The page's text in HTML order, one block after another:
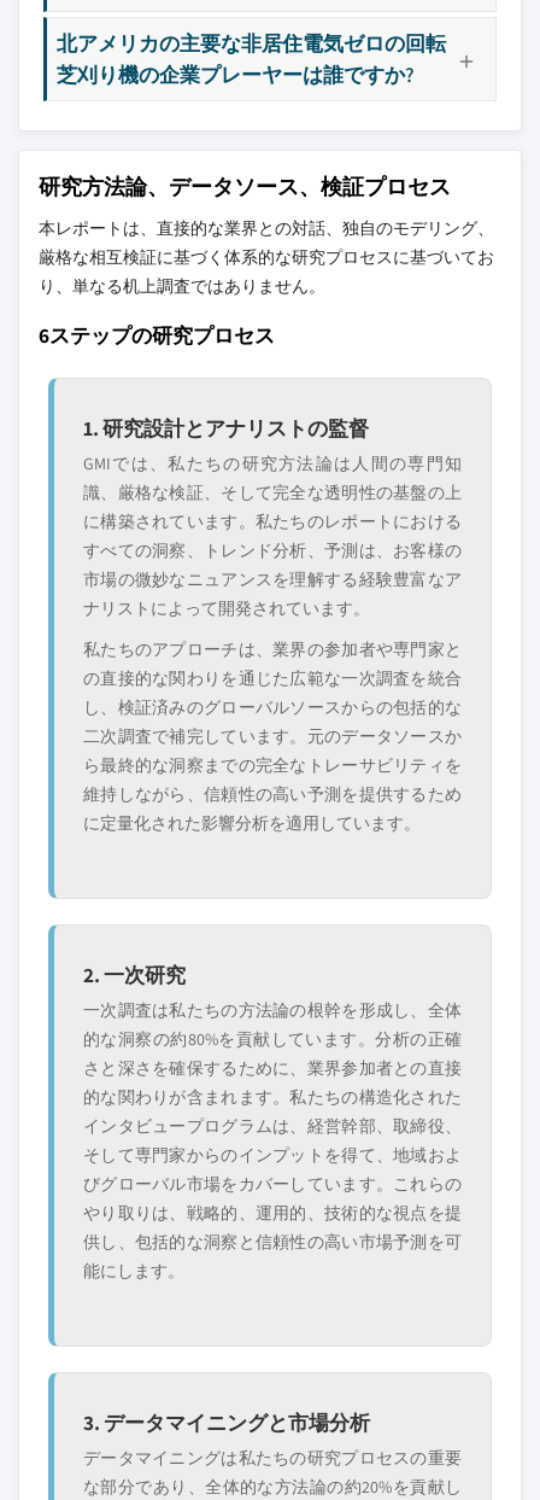
北アメリカの主要な非居住電気ゼロの回転
芝刈り機の企業プレーヤーは誰ですか?
研究方法論、データソース、検証プロセス
本レポートは、直接的な業界との対話、独自のモデリング、
厳格な相互検証に基づく体系的な研究プロセスに基づいてお
り、単なる机上調査ではありません。
6ステップの研究プロセス
1. 研究設計とアナリストの監督
GMIでは、私たちの研究方法論は人間の専門知
識、厳格な検証、そして完全な透明性の基盤の上
に構築されています。私たちのレポートにおける
すべての洞察、トレンド分析、予測は、お客様の
市場の微妙なニュアンスを理解する経験豊富なア
ナリストによって開発されています。
私たちのアプローチは、業界の参加者や専門家と
の直接的な関わりを通じた広範な一次調査を統合
し、検証済みのグローバルソースからの包括的な
二次調査で補完しています。元のデータソースか
ら最終的な洞察までの完全なトレーサビリティを
維持しながら、信頼性の高い予測を提供するため
に定量化された影響分析を適用しています。
2. 一次研究
一次調査は私たちの方法論の根幹を形成し、全体
的な洞察の約80%を貢献しています。分析の正確
さと深さを確保するために、業界参加者との直接
的な関わりが含まれます。私たちの構造化された
インタビュープログラムは、経営幹部、取締役、
そして専門家からのインプットを得て、地域およ
びグローバル市場をカバーしています。これらの
やり取りは、戦略的、運用的、技術的な視点を提
供し、包括的な洞察と信頼性の高い市場予測を可
能にします。
3. データマイニングと市場分析
データマイニングは私たちの研究プロセスの重要
な部分であり、全体的な方法論の約20%を貢献し